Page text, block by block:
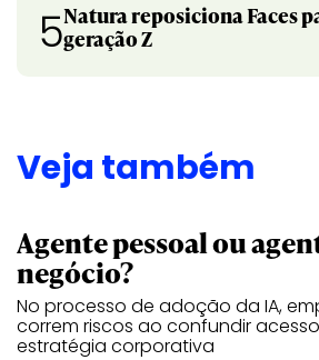
5Natura reposiciona Faces
geração Z
Veja também
Agente pessoal ou
negócio?
No processo de adoção da IA,
correm riscos ao confundir
estratégia corporativa